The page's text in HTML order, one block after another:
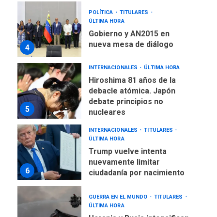
4
POLÍTICA
TITULARES
ÚLTIMA HORA
Gobierno y AN2015 en
nueva mesa de diálogo
5
INTERNACIONALES ÚLTIMA HORA
Hiroshima 81 años de la
debacle atómica. Japón
debate principios no
nucleares
6
INTERNACIONALES
TITULARES
ÚLTIMA HORA
Trump vuelve intenta
nuevamente limitar
ciudadanía por nacimiento
GUERRA EN EL MUNDO
TITULARES
ÚLTIMA HORA